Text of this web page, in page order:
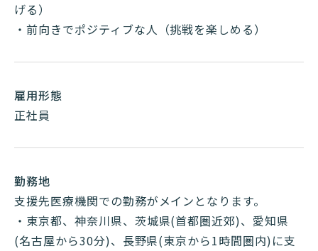
げる）
・前向きでポジティブな人（挑戦を楽しめる）
雇用形態
正社員
勤務地
支援先医療機関での勤務がメインとなります。
・東京都、神奈川県、茨城県(首都圏近郊)、愛知県
(名古屋から30分)、長野県(東京から1時間圏内)に支